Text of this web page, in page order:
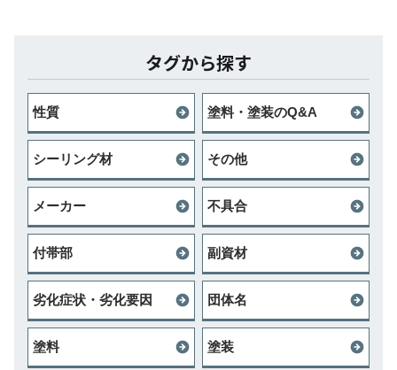
タグから探す
性質 塗料・塗装のQ&A
シーリング材 その他
メーカー 不具合
付帯部 副資材
劣化症状・劣化要因 団体名
塗料 塗装